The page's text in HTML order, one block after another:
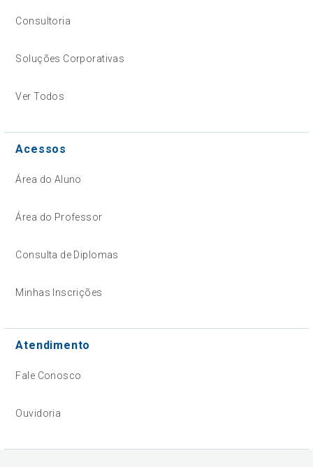
Consultoria
Soluções Corporativas
Ver Todos
Acessos
Área do Aluno
Área do Professor
Consulta de Diplomas
Minhas Inscrições
Atendimento
Fale Conosco
Ouvidoria